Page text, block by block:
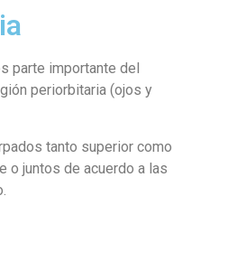
parte importante del
periorbitaria (ojos y
tanto superior como
o juntos de acuerdo a las